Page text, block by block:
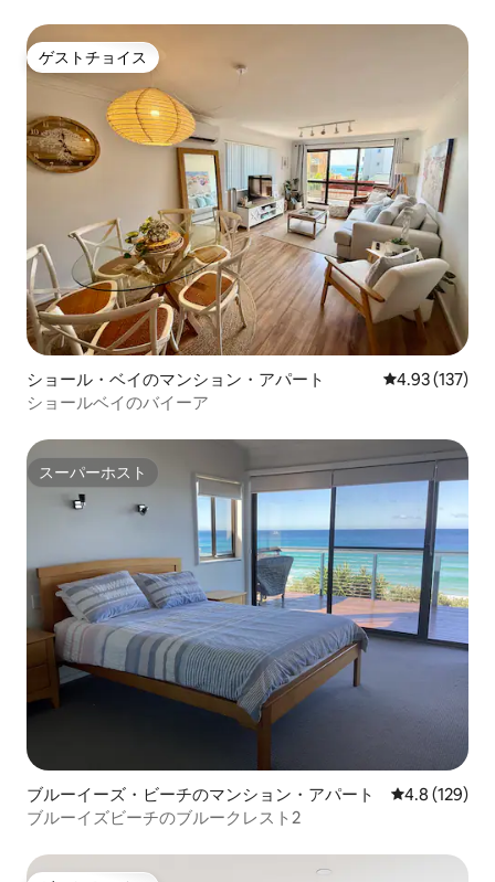
ゲストチョイス
ゲストチョイス
ショール・ベイのマンション・アパート レビュー137
4.93 (137)
ショールベイのバイーア
スーパーホスト
スーパーホスト
ブルーイーズ・ビーチのマンション・アパート レビュー129
4.8 (129)
ブルーイズビーチのブルークレスト2